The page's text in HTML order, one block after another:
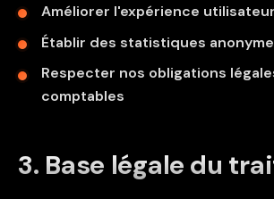
Améliorer l'expérience
Établir des statistiques
Respecter nos obligations
comptables
3. Base légale du